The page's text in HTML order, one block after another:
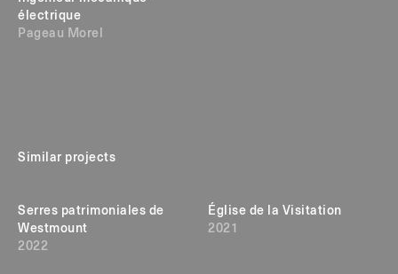
électrique
Pageau Morel
Similar projects
Serres patrimoniales de
Westmount
2022
Église de la Visitation
2021